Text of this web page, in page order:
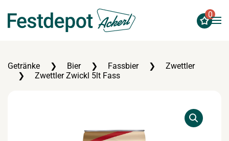
Zum Hauptinhalt springen
0
Getränke Bier Fassbier
Zwettler
Zwettler Zwickl 5lt Fass